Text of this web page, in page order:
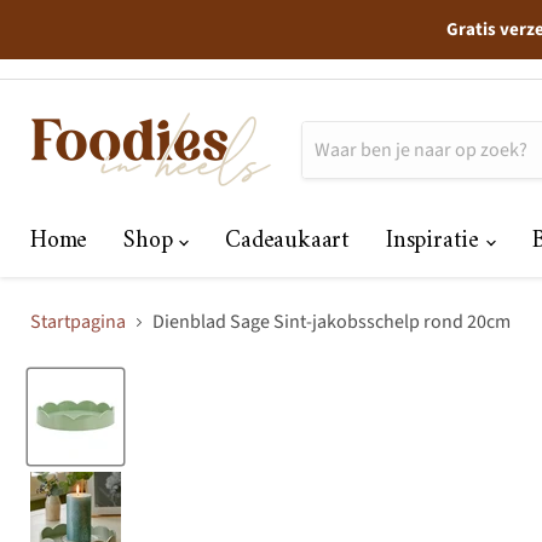
Gratis
Home Shop Cadeaukaart Inspiratie
Startpagina Dienblad Sage Sint-jakobsschelp rond 20cm